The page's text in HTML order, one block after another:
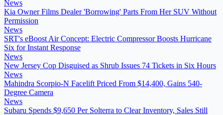
News
Kia Owner Films Dealer 'Borrowing' Parts From Her SUV Without
Permission
News
SRT's eBoost Air Concept: Electric Compressor Boosts Hurricane
Six for Instant Response
News
New Jersey Cop Disguised as Shrub Issues 74 Tickets in Six Hours
News
Mahindra Scorpio-N Facelift Priced From $14,400, Gains 540-
Degree Camera
News
Subaru Spends $9,650 Per Solterra to Clear Inventory, Sales Still